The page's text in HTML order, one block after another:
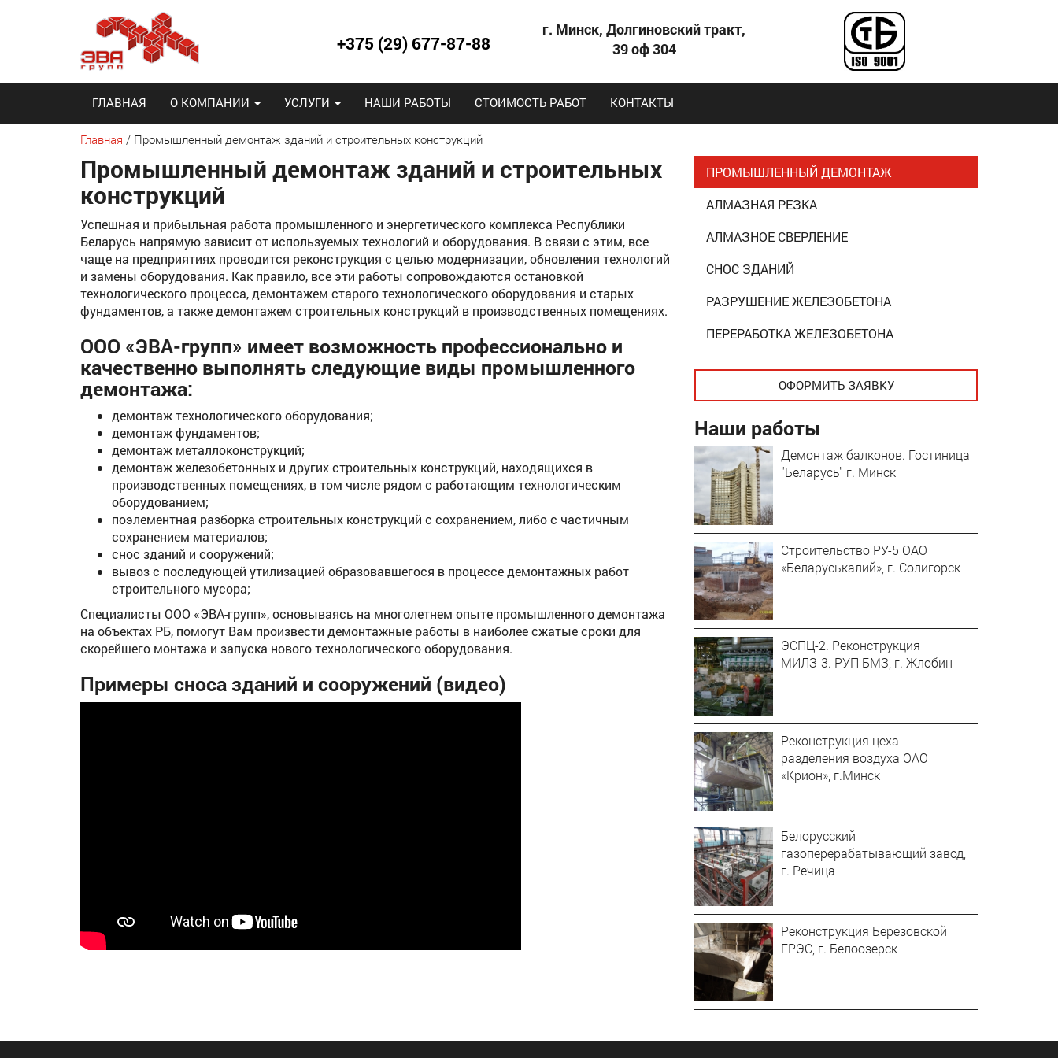
+375 (29) 677-87-88
г. Минск, Долгиновский тракт,
39 оф 304
ГЛАВНАЯ О КОМПАНИИ УСЛУГИ НАШИ РАБОТЫ СТОИМОСТЬ РАБОТ КОНТАКТЫ
Главная / Промышленный демонтаж зданий и строительных конструкций
Промышленный демонтаж зданий и строительных
конструкций
Успешная и прибыльная работа промышленного и энергетического комплекса Республики
Беларусь напрямую зависит от используемых технологий и оборудования. В связи с этим, все
чаще на предприятиях проводится реконструкция с целью модернизации, обновления технологий
и замены оборудования. Как правило, все эти работы сопровождаются остановкой
технологического процесса, демонтажем старого технологического оборудования и старых
фундаментов, а также демонтажем строительных конструкций в производственных помещениях.
ООО «ЭВА-групп» имеет возможность профессионально и
качественно выполнять следующие виды промышленного
демонтажа:
демонтаж технологического оборудования;
демонтаж фундаментов;
демонтаж металлоконструкций;
демонтаж железобетонных и других строительных конструкций, находящихся в
производственных помещениях, в том числе рядом с работающим технологическим
оборудованием;
поэлементная разборка строительных конструкций с сохранением, либо с частичным
сохранением материалов;
снос зданий и сооружений;
вывоз с последующей утилизацией образовавшегося в процессе демонтажных работ
строительного мусора;
Специалисты ООО «ЭВА-групп», основываясь на многолетнем опыте промышленного демонтажа
на объектах РБ, помогут Вам произвести демонтажные работы в наиболее сжатые сроки для
скорейшего монтажа и запуска нового технологического оборудования.
Примеры сноса зданий и сооружений (видео)
ПРОМЫШЛЕННЫЙ ДЕМОНТАЖ
АЛМАЗНАЯ РЕЗКА
АЛМАЗНОЕ СВЕРЛЕНИЕ
СНОС ЗДАНИЙ
РАЗРУШЕНИЕ ЖЕЛЕЗОБЕТОНА
ПЕРЕРАБОТКА ЖЕЛЕЗОБЕТОНА
ОФОРМИТЬ ЗАЯВКУ
Наши работы
Демонтаж балконов. Гостиница
"Беларусь" г. Минск
Строительство РУ-5 ОАО
«Беларуськалий», г. Солигорск
ЭСПЦ-2. Реконструкция
МИЛЗ-3. РУП БМЗ, г. Жлобин
Реконструкция цеха
разделения воздуха ОАО
«Крион», г.Минск
Белорусский
газоперерабатывающий завод,
г. Речица
Реконструкция Березовской
ГРЭС, г. Белоозерск